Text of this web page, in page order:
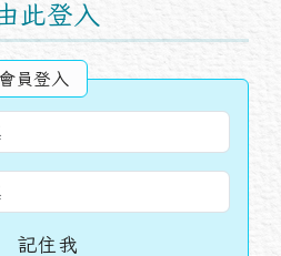
此登入
員登入
記住我